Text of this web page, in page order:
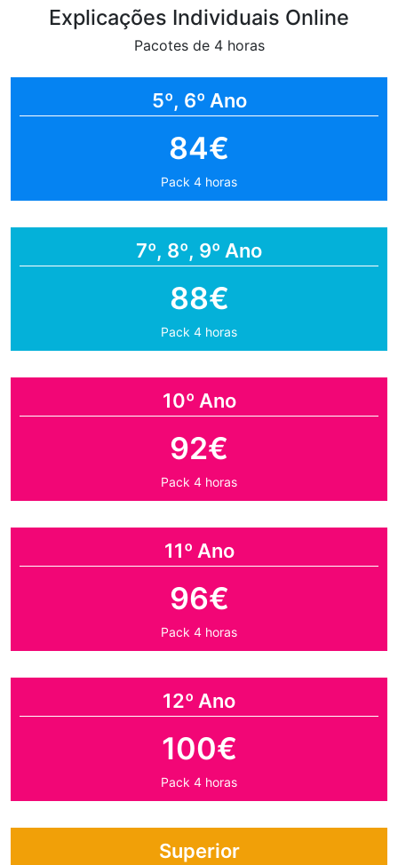
Explicações Individuais Online
Pacotes de 4 horas
5º, 6º Ano
84€
Pack 4 horas
7º, 8º, 9º Ano
88€
Pack 4 horas
10º Ano
92€
Pack 4 horas
11º Ano
96€
Pack 4 horas
12º Ano
100€
Pack 4 horas
Superior